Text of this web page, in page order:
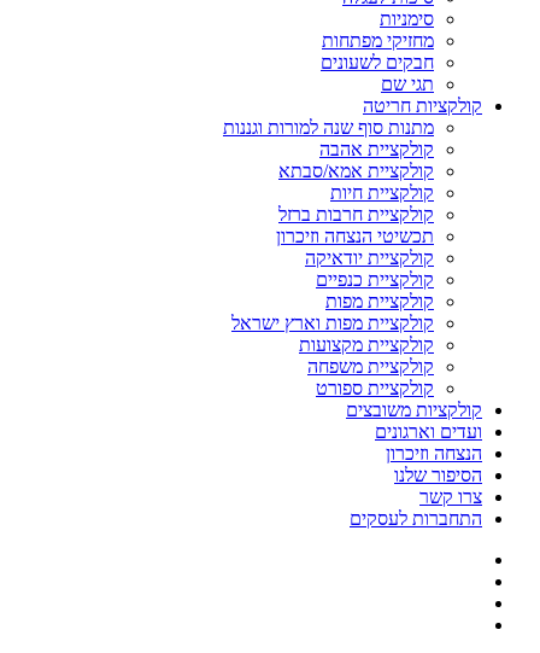
סימניות
מחזיקי מפתחות
חבקים לשעונים
תגי שם
קולקציות חריטה
מתנות סוף שנה למורות וגננות
קולקציית אהבה
קולקציית אמא/סבתא
קולקציית חיות
קולקציית חרבות ברזל
תכשיטי הנצחה וזיכרון
קולקציית יודאיקה
קולקציית כנפיים
קולקציית מפות
קולקציית מפות וארץ ישראל
קולקציית מקצועות
קולקציית משפחה
קולקציית ספורט
קולקציות משובצים
ועדים וארגונים
הנצחה וזיכרון
הסיפור שלנו
צרו קשר
התחברות לעסקים